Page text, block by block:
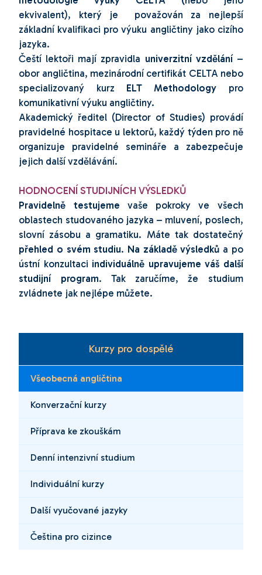
ekvivalent), který je považován za nejlepší
základní kvalifikaci pro výuku angličtiny jako cizího
jazyka.
Čeští lektoři mají zpravidla univerzitní vzdělání–
obor angličtina, mezinárodní certifikát CELTA nebo
specializovaný kurz ELT Methodology pro
komunikativní výuku angličtiny.
Akademický ředitel (Director of Studies) provádí
pravidelné hospitace u lektorů, každý týden pro ně
organizuje pravidelné semináře a zabezpečuje
jejich další vzdělávání.
HODNOCENÍ STUDIJNÍCH VÝSLEDKŮ
Pravidelně testujeme vaše pokroky ve všech
oblastech studovaného jazyka – mluvení, poslech,
slovní zásobu a gramatiku. Máte tak dostatečný
přehled o svém studiu. Na základě výsledků a po
ústní konzultaci individuálně upravujeme váš další
studijní program. Tak zaručíme, že studium
zvládnete jak nejlépe můžete.
Kurzy pro dospělé
Všeobecná angličtina
Konverzační kurzy
Příprava ke zkouškám
Denní intenzivní studium
Individuální kurzy
Další vyučované jazyky
Čeština pro cizince